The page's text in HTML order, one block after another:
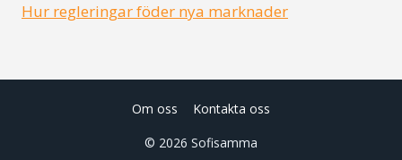
Hur regleringar föder nya marknader
Om oss
Kontakta oss
© 2026 Sofisamma